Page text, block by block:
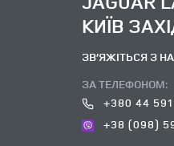
КИЇВ
ЗВ’ЯЖІТЬСЯ З
ЗА ТЕЛЕФОНОМ:
+380 44
+38 (098)